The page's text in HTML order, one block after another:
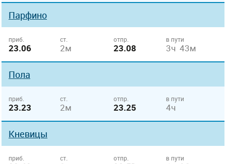
Парфино
приб.
23.06
ст.
2м
отпр.
23.08
в пути
3ч 43м
Пола
приб.
23.23
ст.
2м
отпр.
23.25
в пути
4ч
Кневицы
приб. ст. отпр. в пути